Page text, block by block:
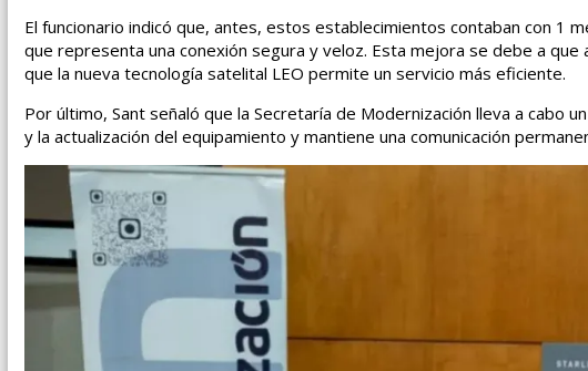
El funcionario indicó que, antes, estos establecimientos contaban con 1
que representa una conexión segura y veloz. Esta mejora se debe a
que la nueva tecnología satelital LEO permite un servicio más eficiente.
Por último, Sant señaló que la Secretaría de Modernización lleva a cabo
y la actualización del equipamiento y mantiene una comunicación